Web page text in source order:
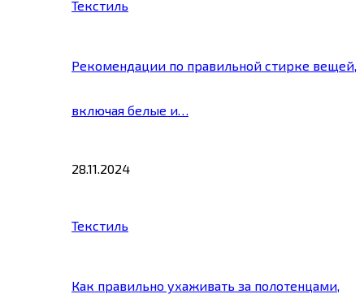
Текстиль
Рекомендации по правильной стирке вещей,
включая белые и…
28.11.2024
Текстиль
Как правильно ухаживать за полотенцами,